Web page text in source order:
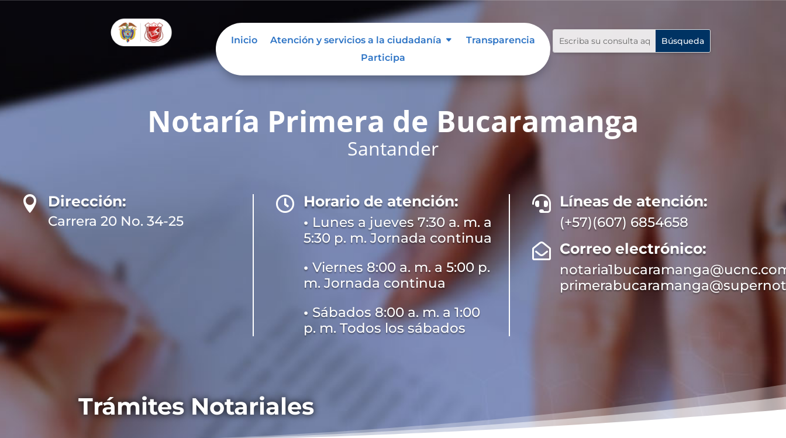
Inicio Atención y servicios a la ciudadanía
Transparencia
Participa
Notaría Primera de Bucaramanga
Santander
 Dirección:
Carrera 20 No. 34-25
 Horario de atención:
• Lunes a jueves 7:30 a. m. a
5:30 p. m. Jornada continua
•Viernes 8:00 a. m. a 5:00 p.
m. Jornada continua
• Sábados 8:00 a. m. a 1:00
p. m. Todos los sábados
 Líneas de atención:
(+57)(607) 6854658
 Correo electrónico:
Trámites Notariales